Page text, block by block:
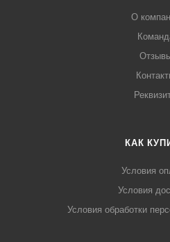
О
КАК
Условия
Условия
Условия обработки